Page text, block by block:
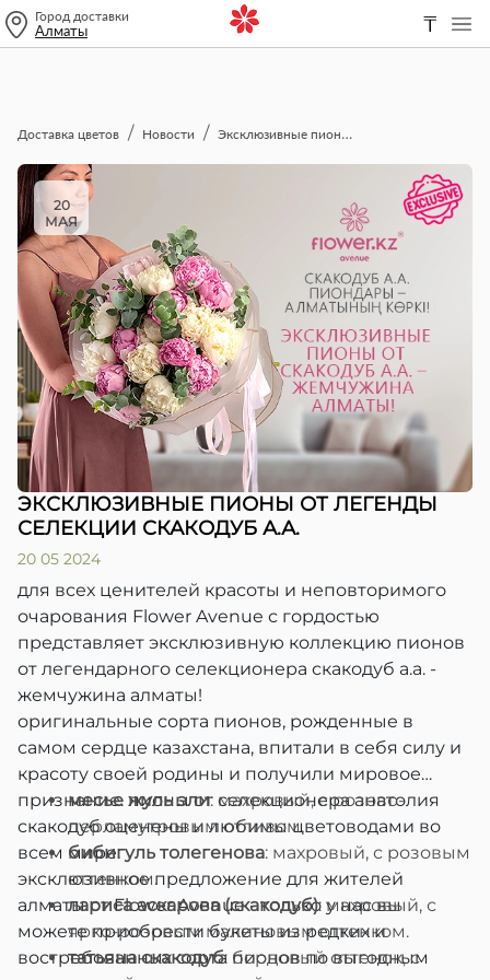
Город доставки
Алматы ₸
Доставка цветов Новости Эксклюзивные пионы от легенды селекции Скакодуб А.А.
20
МАЯ
ЭКСКЛЮЗИВНЫЕ ПИОНЫ ОТ ЛЕГЕНДЫ
СЕЛЕКЦИИ СКАКОДУБ А.А.
20 05 2024
для всех ценителей красоты и неповторимого
очарования Flower Avenue с гордостью
представляет эксклюзивную коллекцию пионов
от легендарного селекционера скакодуб а.а. -
жемчужина алматы!
оригинальные сорта пионов, рожденные в
самом сердце казахстана, впитали в себя силу и
красоту своей родины и получили мировое
признание. пионы от селекционера анатолия
скакодуб оценены и любимы цветоводами во
всем мире.
эксклюзивное предложение для жителей
алматы от Flower Avenue - только у нас вы
можете приобрести букеты из редких и
востребованных сорта пионов по выгодным
месье жуль эли: махровый, с розово-
перламутровым отливом.
бибигуль толегенова: махровый, с розовым
оттенком.
лариса аскарова (скакодуб): махровый, с
ярко-розовым малиновым оттенком.
татьяна скакодуб: бордовый оттенок, с